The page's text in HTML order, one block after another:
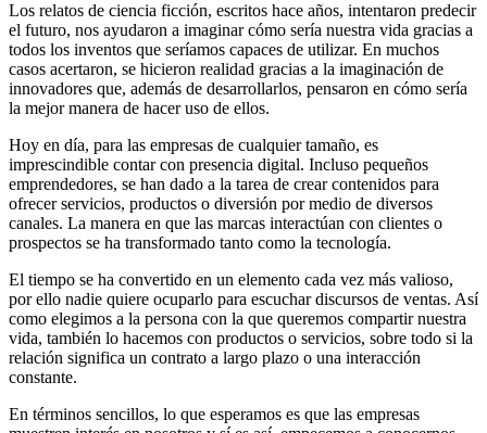
Los relatos de ciencia ficción, escritos hace años, intentaron predecir
el futuro, nos ayudaron a imaginar cómo sería nuestra vida gracias a
todos los inventos que seríamos capaces de utilizar. En muchos
casos acertaron, se hicieron realidad gracias a la imaginación de
innovadores que, además de desarrollarlos, pensaron en cómo sería
la mejor manera de hacer uso de ellos.
Hoy en día, para las empresas de cualquier tamaño, es
imprescindible contar con presencia digital. Incluso pequeños
emprendedores, se han dado a la tarea de crear contenidos para
ofrecer servicios, productos o diversión por medio de diversos
canales. La manera en que las marcas interactúan con clientes o
prospectos se ha transformado tanto como la tecnología.
El tiempo se ha convertido en un elemento cada vez más valioso,
por ello nadie quiere ocuparlo para escuchar discursos de ventas. Así
como elegimos a la persona con la que queremos compartir nuestra
vida, también lo hacemos con productos o servicios, sobre todo si la
relación significa un contrato a largo plazo o una interacción
constante.
En términos sencillos, lo que esperamos es que las empresas